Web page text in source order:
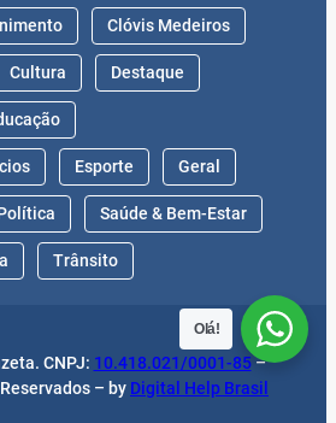
Clóvis Medeiros
Cultura Destaque
Esporte Geral
Saúde & Bem-Estar
Trânsito
CNPJ: 10.418.021/0001-85–
– by Digital Help Brasil
Olá!